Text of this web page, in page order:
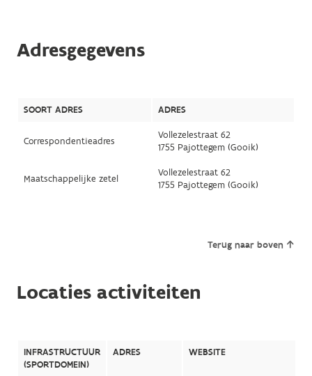
Adresgegevens
SOORT ADRES ADRES
Correspondentieadres
Vollezelestraat 62
1755 Pajottegem (Gooik)
Maatschappelijke zetel
Vollezelestraat 62
1755 Pajottegem (Gooik)
Terug naar boven
Locaties activiteiten
INFRASTRUCTUUR
(SPORTDOMEIN)
ADRES WEBSITE